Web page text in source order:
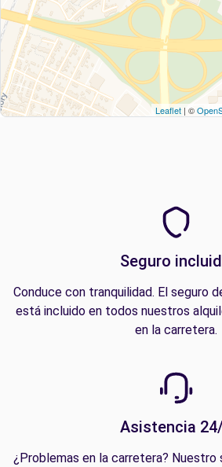
Leaflet | ©
Seguro
Conduce con tranquilidad. El seguro
está incluido en todos nuestros
en la carretera.
Asistencia
¿Problemas en la carretera? Nuestro